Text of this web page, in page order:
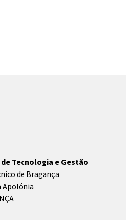
Tecnologia e Gestão
de Bragança
Apolónia